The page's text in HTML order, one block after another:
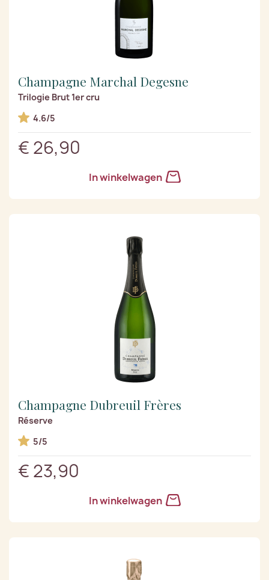
Champagne Marchal Degesne
Trilogie Brut 1er cru
4.6/5
€ 26,90
In winkelwagen
Champagne Dubreuil Frères
Réserve
5/5
€ 23,90
In winkelwagen